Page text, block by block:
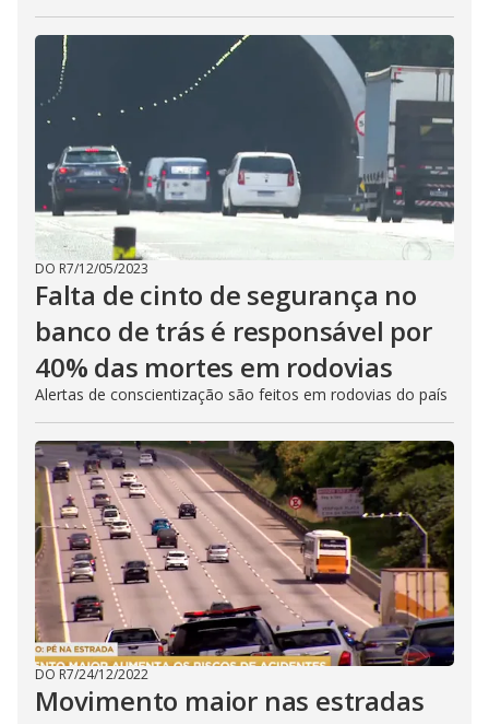
DO R7/12/05/2023
Falta de cinto de segurança no
banco de trás é responsável por
40% das mortes em rodovias
Alertas de conscientização são feitos em rodovias do país
DO R7/24/12/2022
Movimento maior nas estradas